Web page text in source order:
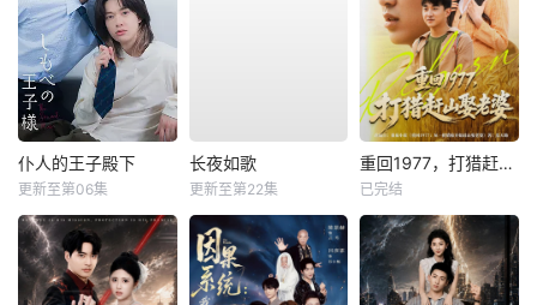
仆人的王子殿下
更新至第06集
长夜如歌
更新至第22集
重回1977，打猎赶山娶老婆
已完结